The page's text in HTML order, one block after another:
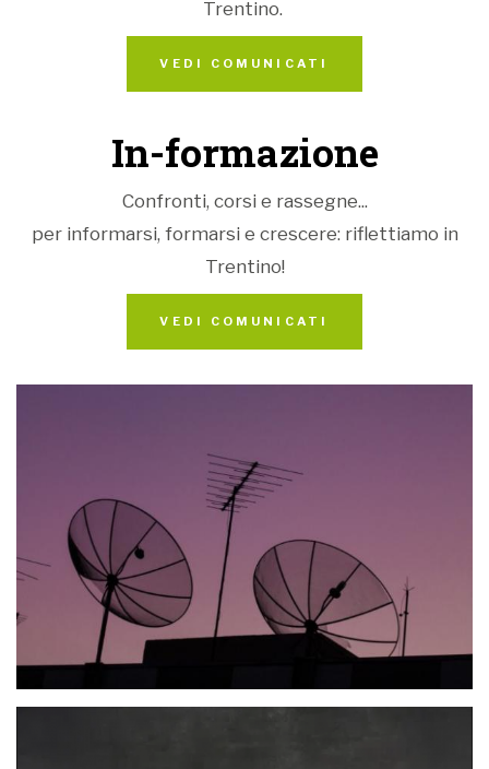
Trentino.
VEDI COMUNICATI
In-formazione
Confronti, corsi e rassegne...
per informarsi, formarsi e crescere: riflettiamo in
Trentino!
VEDI COMUNICATI